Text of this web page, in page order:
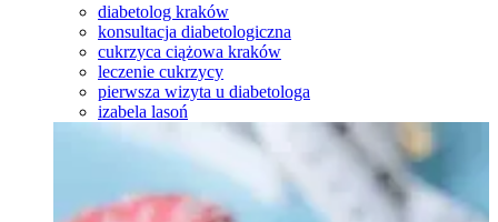
diabetolog kraków
konsultacja diabetologiczna
cukrzyca ciążowa kraków
leczenie cukrzycy
pierwsza wizyta u diabetologa
izabela lasoń